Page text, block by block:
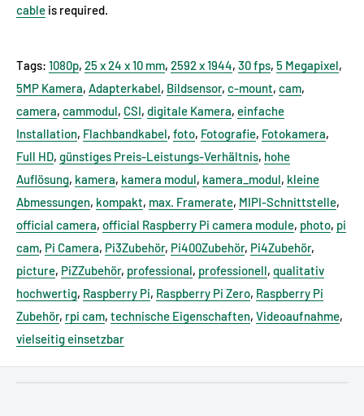
cable is required.
Tags: 1080p, 25 x 24 x 10 mm, 2592 x 1944, 30 fps, 5 Megapixel,
5MP Kamera, Adapterkabel, Bildsensor, c-mount, cam,
camera, cammodul, CSI, digitale Kamera, einfache
Installation, Flachbandkabel, foto, Fotografie, Fotokamera,
Full HD, günstiges Preis-Leistungs-Verhältnis, hohe
Auflösung, kamera, kamera modul, kamera_modul, kleine
Abmessungen, kompakt, max. Framerate, MIPI-Schnittstelle,
official camera, official Raspberry Pi camera module, photo, pi
cam, Pi Camera, Pi3Zubehör, Pi400Zubehör, Pi4Zubehör,
picture, PiZZubehör, professional, professionell, qualitativ
hochwertig, Raspberry Pi, Raspberry Pi Zero, Raspberry Pi
Zubehör, rpi cam, technische Eigenschaften, Videoaufnahme,
vielseitig einsetzbar